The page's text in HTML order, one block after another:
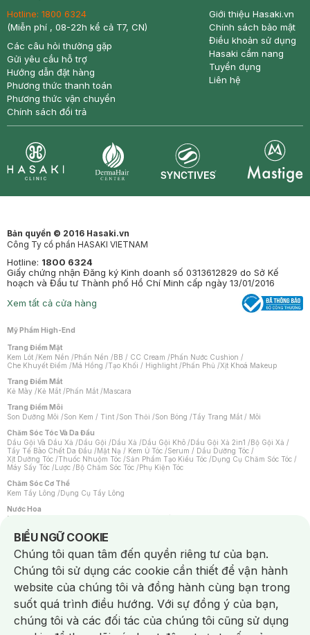
Hotline: 1800 6324
(Miễn phí , 08-22h kể cả T7, CN)
Các câu hỏi thường gặp
Gửi yêu cầu hỗ trợ
Hướng dẫn đặt hàng
Phương thức thanh toán
Phương thức vận chuyển
Chính sách đổi trả
Giới thiệu Hasaki.vn
Chính sách bảo mật
Điều khoản sử dụng
Hasaki cẩm nang
Tuyển dụng
Liên hệ
Bản quyền © 2016 Hasaki.vn
Công Ty cổ phần HASAKI VIETNAM
Hotline: 1800 6324
Giấy chứng nhận Đăng ký Kinh doanh số 0313612829 do Sở Kế
hoạch và Đầu tư Thành phố Hồ Chí Minh cấp ngày 13/01/2016
Xem tất cả cửa hàng
Mỹ Phẩm High-End
Trang Điểm Mặt
Kem Lót /Kem Nền /Phấn Nền /BB / CC Cream /Phấn Nước Cushion /
Che Khuyết Điểm /Má Hồng /Tạo Khối / Highlight /Phấn Phủ /Xịt Khoá Makeup
Trang Điểm Mắt
Kẻ Mày /Kẻ Mắt /Phấn Mắt /Mascara
Trang Điểm Môi
Son Dưỡng Môi /Son Kem / Tint /Son Thỏi /Son Bóng /Tẩy Trang Mắt / Môi
Chăm Sóc Tóc Và Da Đầu
Dầu Gội Và Dầu Xả /Dầu Gội /Dầu Xả /Dầu Gội Khô /Dầu Gội Xả 2in1 /Bộ Gội Xả /
Tẩy Tế Bào Chết Da Đầu /Mặt Nạ / Kem Ủ Tóc /Serum / Dầu Dưỡng Tóc /
Xịt Dưỡng Tóc /Thuốc Nhuộm Tóc /Sản Phẩm Tạo Kiểu Tóc /Dụng Cụ Chăm Sóc Tóc /
Máy Sấy Tóc /Lược /Bộ Chăm Sóc Tóc /Phụ Kiện Tóc
Chăm Sóc Cơ Thể
Kem Tẩy Lông /Dụng Cụ Tẩy Lông
Nước Hoa
Nước Hoa Nữ
Chăm Sóc Cá Nhân
Chống Muỗi /Khẩu Trang /Máy Massage/Mặt Nạ Xông Hơi /Nước Rửa Tay/
Sản Phẩm Chăm Sóc Khác /Bàn Chải Đánh Răng /Bàn Chải Điện/
Hỗ Trợ Trắng Răng/Kem Đánh Răng /Máy Tăm Nước/ Nước Súc Miệng/
Tăm / Chỉ Nha Khoa/ Xịt Thơm Miệng / Dung Dịch Vệ Sinh/Dưỡng Vùng Kín/
Khăn Ướt Vệ Sinh Vùng Kín/Băng Vệ Sinh/Tampon/Bọt Cạo Râu /Dao Cạo Râu/
Máy Cạo Râu
Vấn Đề Về Da
Da Dầu / Lỗ Chân Lông To/ Da Khô / Mất Nước/ Da Lão Hóa/ Da Mụn/
Da Nhạy Cảm / Kích Ứng
Da Xỉn Màu Thâm / Nám / Tàn Nhang
BIỂU NGỮ COOKIE
Notice about cookies usage
Chúng tôi quan tâm đến quyền riêng tư của bạn.
Chúng tôi sử dụng các cookie cần thiết để vận hành
website của chúng tôi và đồng hành cùng bạn trong
suốt quá trình điều hướng. Với sự đồng ý của bạn,
chúng tôi và các đối tác của chúng tôi cũng sử dụng